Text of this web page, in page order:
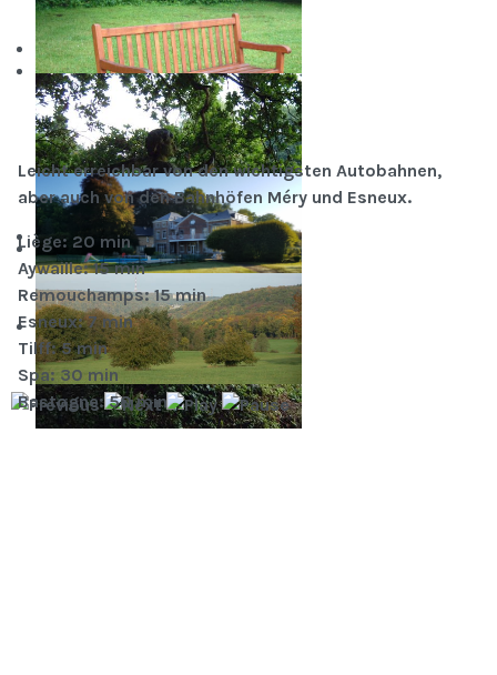
Leicht erreichbar von den wichtigsten Autobahnen,
aber auch von den Bahnhöfen Méry und Esneux.
Liège: 20 min
Aywaille: 15 min
Remouchamps: 15 min
Esneux: 7 min
Tilff: 5 min
Spa: 30 min
Bastogne: 50 min